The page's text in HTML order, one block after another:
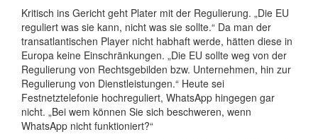
Kritisch ins Gericht geht Plater mit der Regulierung. „Die EU
reguliert was sie kann, nicht was sie sollte.“ Da man der
transatlantischen Player nicht habhaft werde, hätten diese in
Europa keine Einschränkungen. „Die EU sollte weg von der
Regulierung von Rechtsgebilden bzw. Unternehmen, hin zur
Regulierung von Dienstleistungen.“ Heute sei
Festnetztelefonie hochreguliert, WhatsApp hingegen gar
nicht. „Bei wem können Sie sich beschweren, wenn
WhatsApp nicht funktioniert?“